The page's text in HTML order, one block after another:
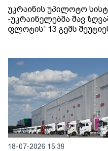
უკრაინის უპილოტო
-უკრაინელებმა შავ
ფლოტის“ 13 გემს
18-07-2026 15:39